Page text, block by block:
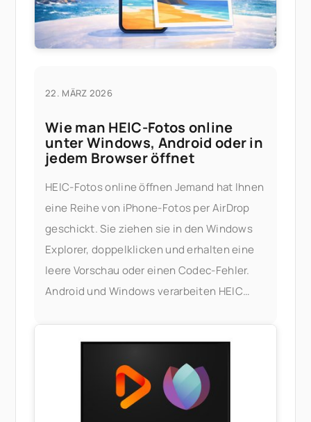
22. MÄRZ 2026
Wie man HEIC-Fotos online
unter Windows, Android oder in
jedem Browser öffnet
HEIC-Fotos online öffnen Jemand hat Ihnen
eine Reihe von iPhone-Fotos per AirDrop
geschickt. Sie ziehen sie in den Windows
Explorer, doppelklicken und erhalten eine
leere Vorschau oder einen Codec-Fehler.
Android und Windows verarbeiten HEIC
Drittanbieter-